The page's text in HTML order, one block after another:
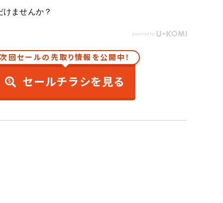
ませんか？
次回セールの先取り情報を公開中！
セールチラシを見る